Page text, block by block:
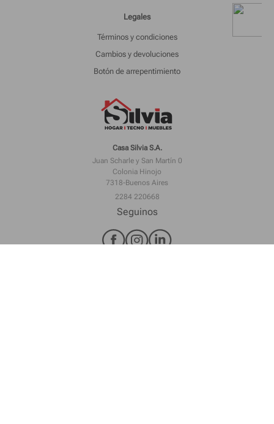
Legales
Términos y condiciones
Cambios y devoluciones
Botón de arrepentimiento
Casa Silvia S.A.
Juan Scharle y San Martín 0
Colonia Hinojo
7318-Buenos Aires
2284 220668
Seguinos